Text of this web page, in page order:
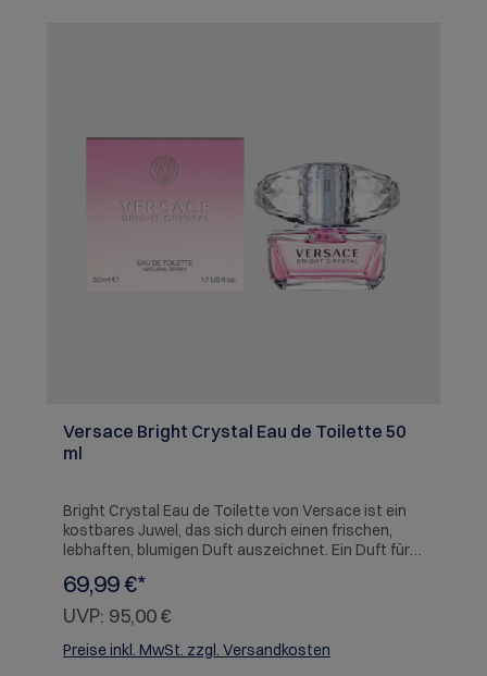
Versace Bright Crystal Eau de Toilette 50
ml
Bright Crystal Eau de Toilette von Versace ist ein
kostbares Juwel, das sich durch einen frischen,
lebhaften, blumigen Duft auszeichnet. Ein Duft für
zugleich weiblich ist. Das Design des Flakons wirkt
schwer und luxuriös, das Glas leuchtet; die
Konturen des Flakons wurden markant inszeniert
eine Transparenz, die das delikate Pink des Duftes
69,99 €*
UVP: 95,00 €
Preise inkl. MwSt. zzgl. Versandkosten